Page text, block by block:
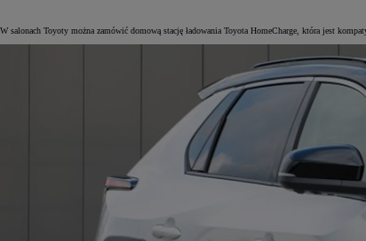
W salonach Toyoty można zamówić domową stację ładowania Toyota HomeCharge, która jest